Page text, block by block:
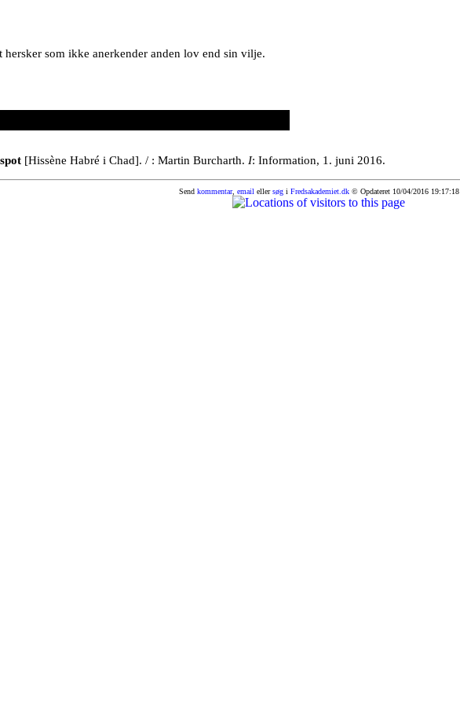
hersker som ikke anerkender anden lov end sin vilje.
[Hissène Habré i Chad]. / : Martin Burcharth. I: Information, 1. juni 2016.
Send kommentar, email ellersøgi Fredsakademiet.dk © Opdateret 10/04/2016 19:17:18